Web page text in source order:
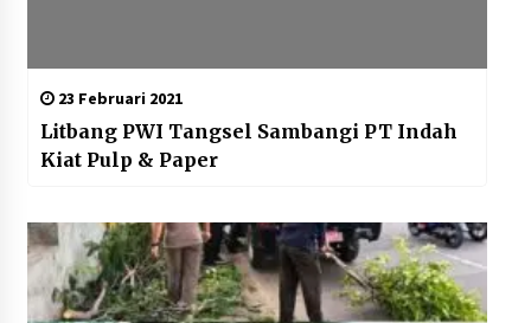
23 Februari 2021
Litbang PWI Tangsel Sambangi PT Indah
Kiat Pulp & Paper